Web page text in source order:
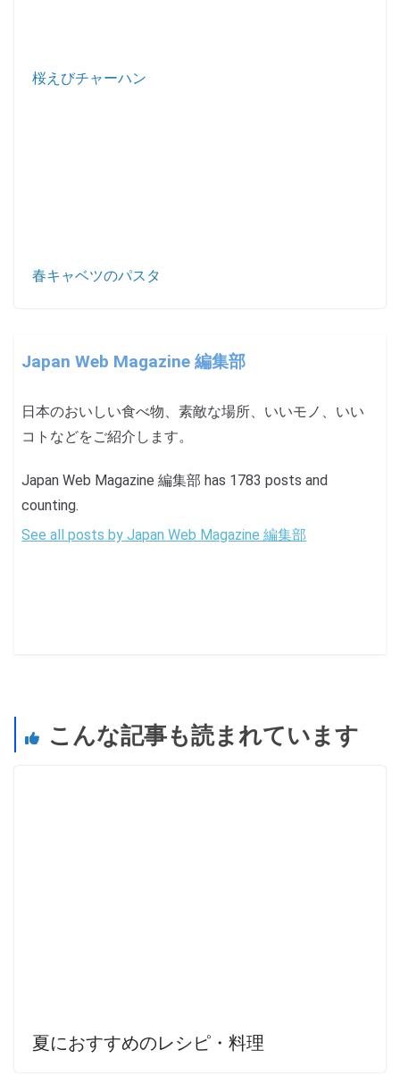
桜えびチャーハン
春キャベツのパスタ
Japan Web Magazine 編集部
日本のおいしい食べ物、素敵な場所、いいモノ、いい
コトなどをご紹介します。
Japan Web Magazine 編集部 has 1783 posts and
counting.
See all posts by Japan Web Magazine 編集部
こんな記事も読まれています
夏におすすめのレシピ・料理